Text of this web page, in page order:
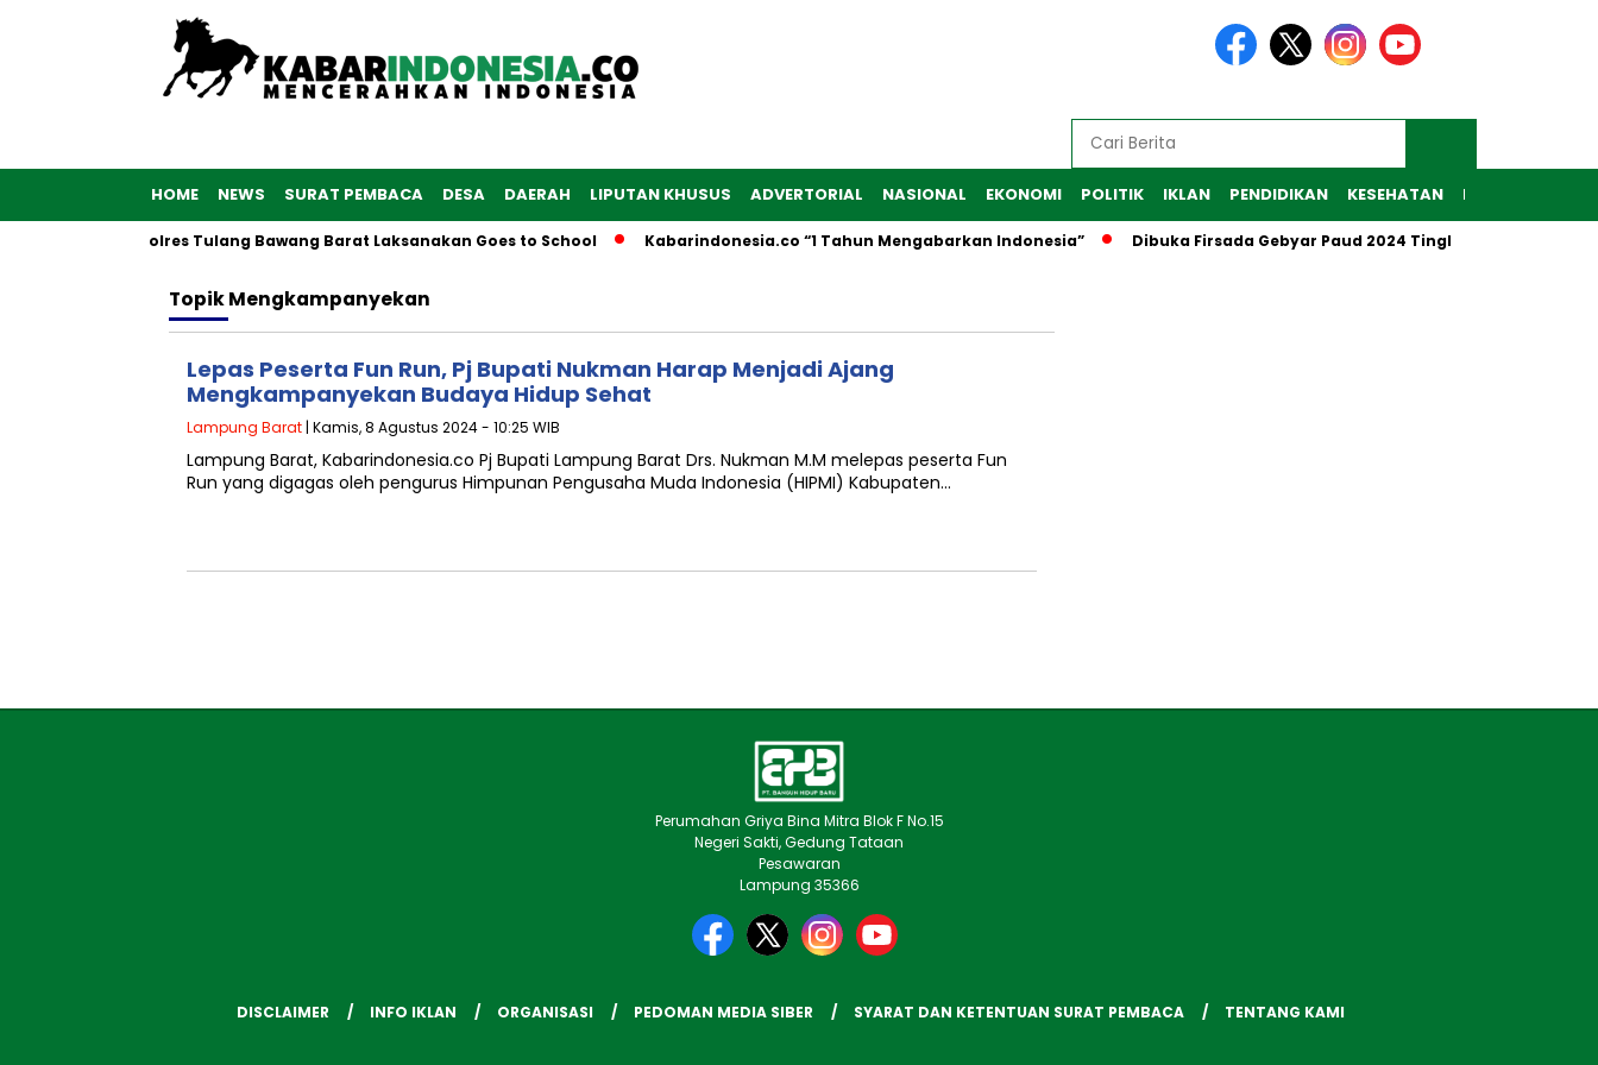
HOME NEWS SURAT PEMBACA DESA DAERAH LIPUTAN KHUSUS ADVERTORIAL NASIONAL EKONOMI POLITIK IKLAN PENDIDIKAN KESEHATAN RAGAM
ke-76, Polwan Polres Tulang Bawang Barat Laksanakan Goes to School Kabarindonesia.co “1 Tahun Mengabarkan Indonesia” Dibuka Firsada Gebyar Paud 2024 Tingkat Kabupaten
TopikMengkampanyekan
Lepas Peserta Fun Run, Pj Bupati Nukman Harap Menjadi Ajang
Mengkampanyekan Budaya Hidup Sehat
Lampung Barat | Kamis, 8 Agustus 2024 - 10:25 WIB
Lampung Barat, Kabarindonesia.co Pj Bupati Lampung Barat Drs. Nukman M.M melepas peserta Fun
Run yang digagas oleh pengurus Himpunan Pengusaha Muda Indonesia (HIPMI) Kabupaten…
Perumahan Griya Bina Mitra Blok F No.15
Negeri Sakti, Gedung Tataan
Pesawaran
Lampung 35366
DISCLAIMER INFO IKLAN ORGANISASI PEDOMAN MEDIA SIBER SYARAT DAN KETENTUAN SURAT PEMBACA TENTANG KAMI